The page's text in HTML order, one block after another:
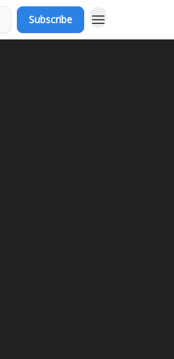
Subscribe